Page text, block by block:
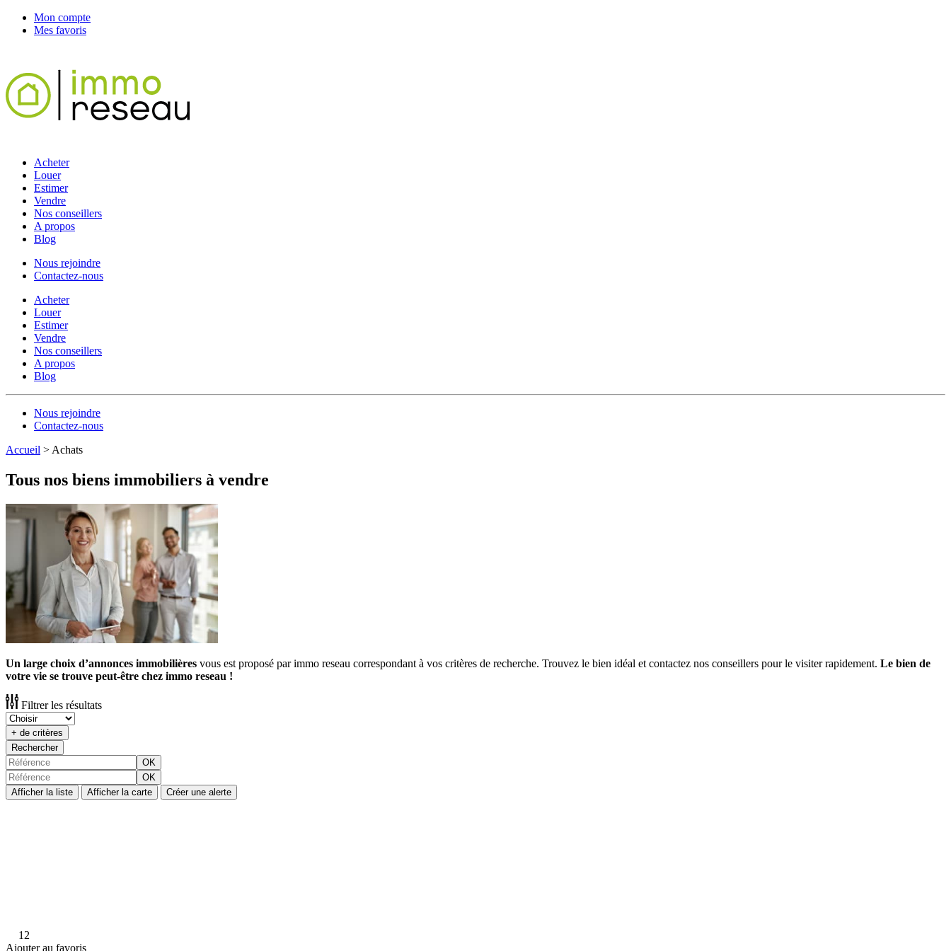
Mon compte
Mes favoris
Acheter
Louer
Estimer
Vendre
Nos conseillers
A propos
Blog
Nous rejoindre
Contactez-nous
Acheter
Louer
Estimer
Vendre
Nos conseillers
A propos
Blog
Nous rejoindre
Contactez-nous
Accueil > Achats
Tous nos biens immobiliers à vendre
Un large choix d’annonces immobilières vous est proposé par immo reseau correspondant à vos critères de recherche. Trouvez le bien idéal et contactez nos conseillers pour le visiter rapidement. Le bien de
votre vie se trouve peut-être chez immo reseau !
Filtrer les résultats
+ de critères
Rechercher
OK
OK
Afficher la liste
Afficher la carte Créer une alerte
12
Ajouter au favoris